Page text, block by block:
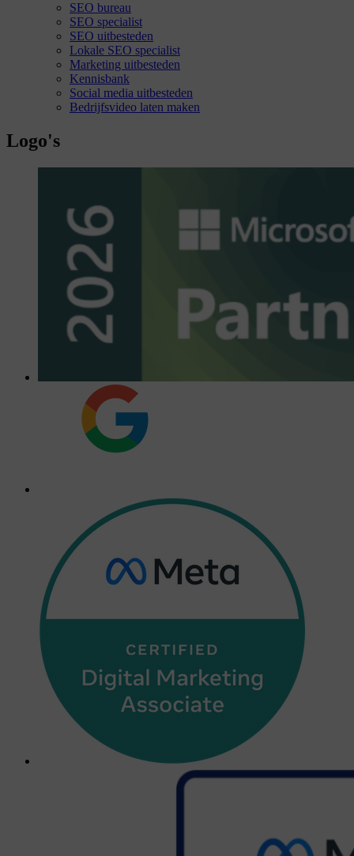
SEO bureau
SEO specialist
SEO uitbesteden
Lokale SEO specialist
Marketing uitbesteden
Kennisbank
Social media uitbesteden
Bedrijfsvideo laten maken
Logo's